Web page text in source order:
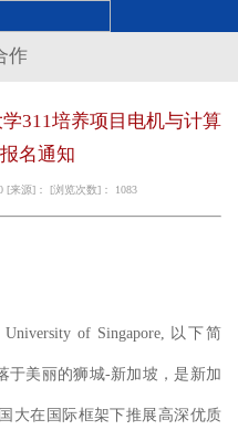
作
311培养项目电机与计算
名通知
[来源]： [浏览次数]： 1083
University of Singapore, 以下简
于美丽的狮城-新加坡，是 新加
大在国际框架下推展高深优质